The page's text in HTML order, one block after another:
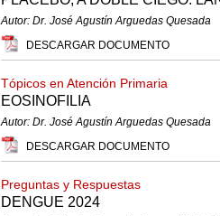
Autor: Dr. José Agustín Arguedas Quesada
DESCARGAR DOCUMENTO
Tópicos en Atención Primaria
EOSINOFILIA
Autor: Dr. José Agustín Arguedas Quesada
DESCARGAR DOCUMENTO
Preguntas y Respuestas
DENGUE 2024